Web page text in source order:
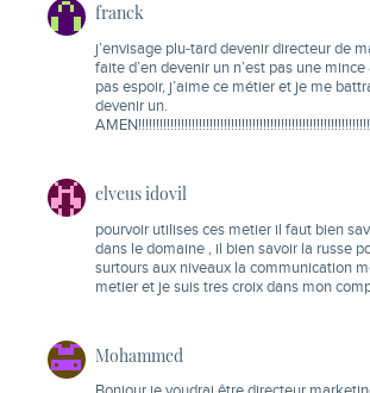
franck
j’envisage plu-tard devenir directeur de
faite d’en devenir un n’est pas une
pas espoir, j’aime ce métier et je me
devenir un.
elveus idovil
pourvoir utilises ces metier il faut bien
dans le domaine , il bien savoir la russe
surtours aux niveaux la communication
metier et je suis tres croix dans mon
Mohammed